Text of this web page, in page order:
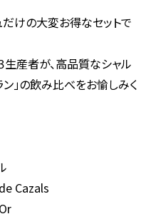
だけの大変お得なセットで
生産者が、高品質なシャル
ン」の飲み比べをお愉しみく
Cazals